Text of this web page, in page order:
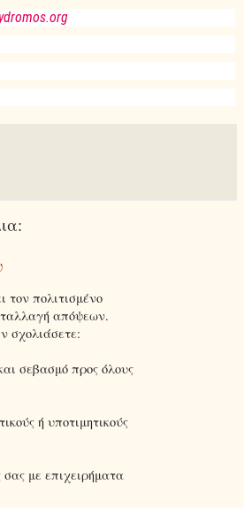
τον πολιτισμένο
απόψεων.
σχολιάσετε:
σεβασμό προς όλους
ή υποτιμητικούς
σας με επιχειρήματα